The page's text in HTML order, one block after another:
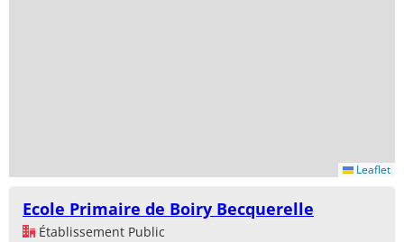
Leaflet
Ecole Primaire de Boiry Becquerelle
Établissement Public